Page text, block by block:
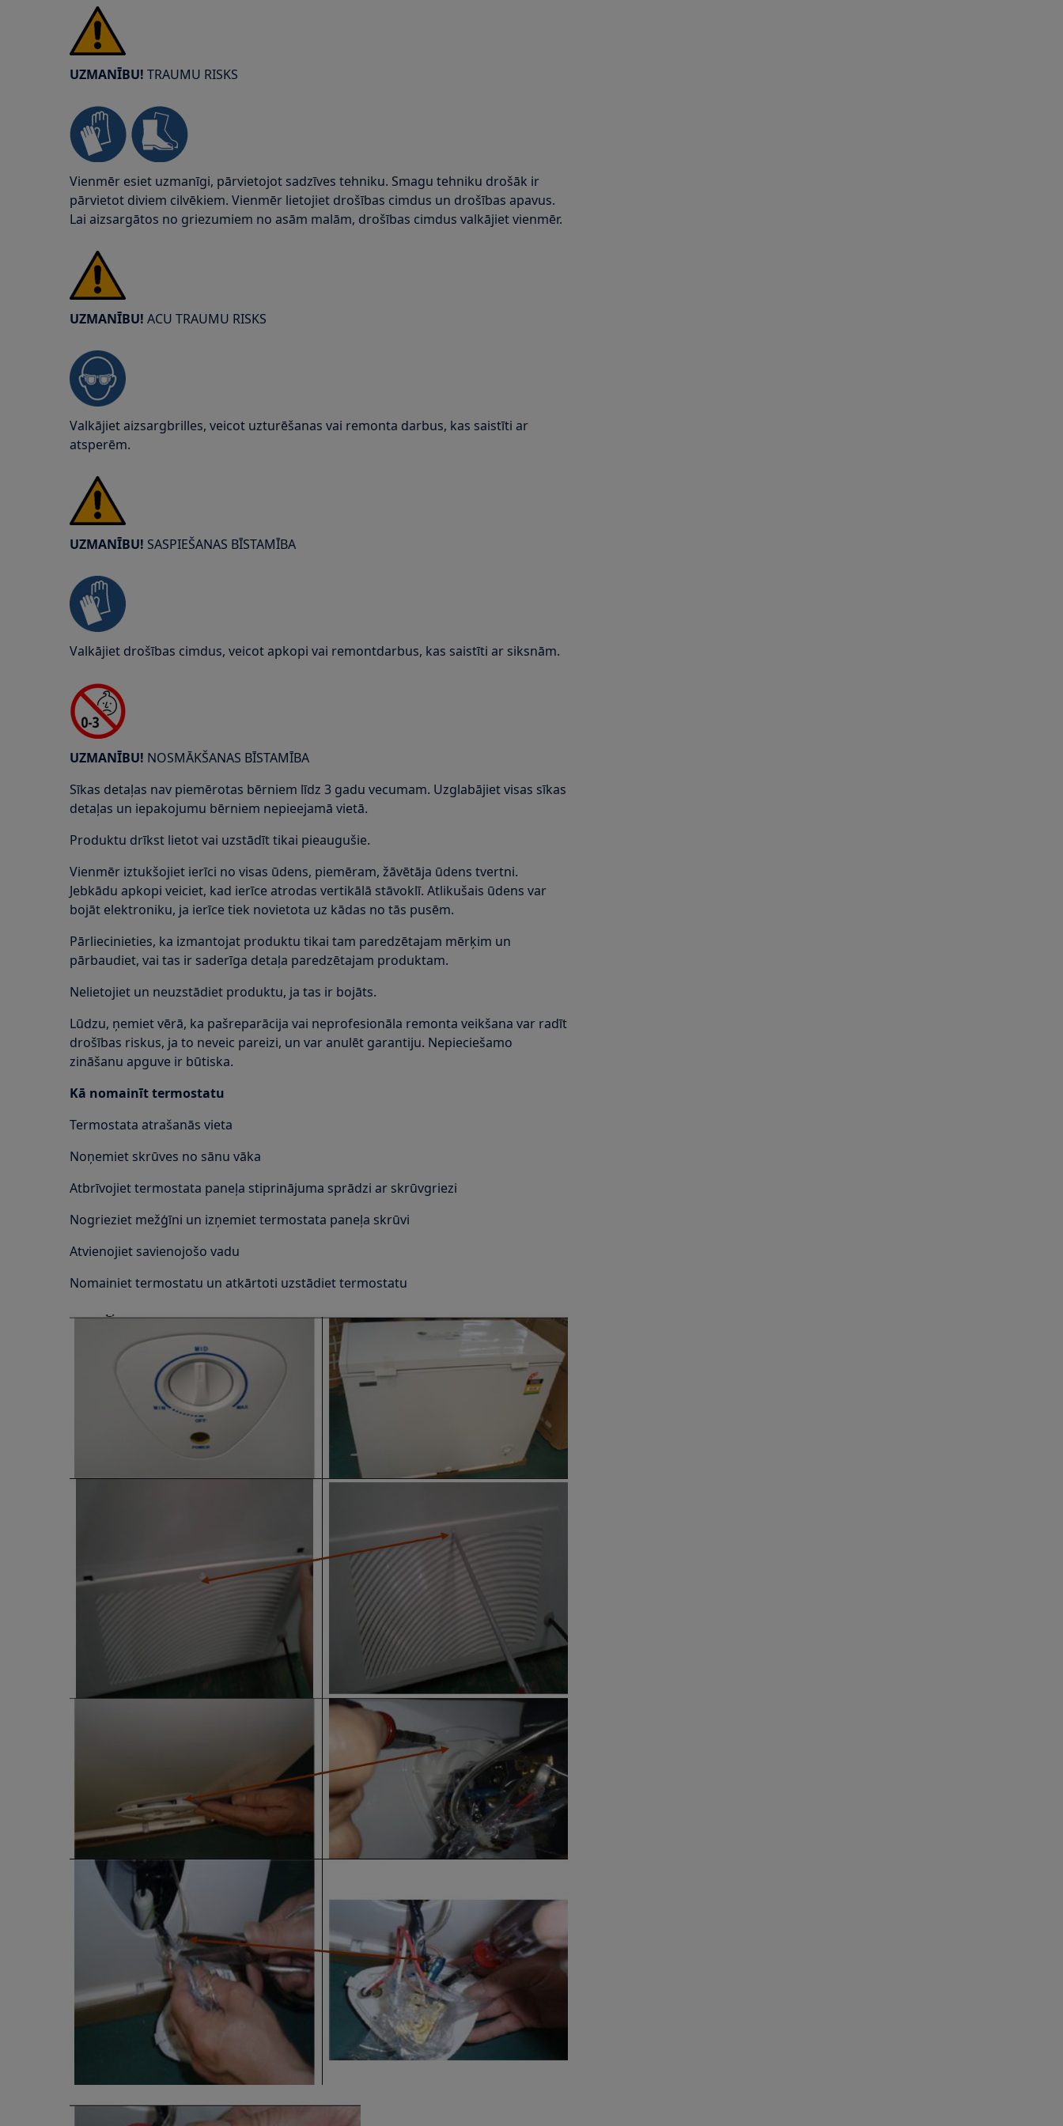
UZMANĪBU! TRAUMU RISKS
Vienmēr esiet uzmanīgi, pārvietojot sadzīves tehniku. Smagu tehniku drošāk ir
pārvietot diviem cilvēkiem. Vienmēr lietojiet drošības cimdus un drošības apavus.
Lai aizsargātos no griezumiem no asām malām, drošības cimdus valkājiet vienmēr.
UZMANĪBU! ACU TRAUMU RISKS
Valkājiet aizsargbrilles, veicot uzturēšanas vai remonta darbus, kas saistīti ar
atsperēm.
UZMANĪBU! SASPIEŠANAS BĪSTAMĪBA
Valkājiet drošības cimdus, veicot apkopi vai remontdarbus, kas saistīti ar siksnām.
UZMANĪBU! NOSMĀKŠANAS BĪSTAMĪBA
Sīkas detaļas nav piemērotas bērniem līdz 3 gadu vecumam. Uzglabājiet visas sīkas
detaļas un iepakojumu bērniem nepieejamā vietā.
Produktu drīkst lietot vai uzstādīt tikai pieaugušie.
Vienmēr iztukšojiet ierīci no visas ūdens, piemēram, žāvētāja ūdens tvertni.
Jebkādu apkopi veiciet, kad ierīce atrodas vertikālā stāvoklī. Atlikušais ūdens var
bojāt elektroniku, ja ierīce tiek novietota uz kādas no tās pusēm.
Pārliecinieties, ka izmantojat produktu tikai tam paredzētajam mērķim un
pārbaudiet, vai tas ir saderīga detaļa paredzētajam produktam.
Nelietojiet un neuzstādiet produktu, ja tas ir bojāts.
Lūdzu, ņemiet vērā, ka pašreparācija vai neprofesionāla remonta veikšana var radīt
drošības riskus, ja to neveic pareizi, un var anulēt garantiju. Nepieciešamo
zināšanu apguve ir būtiska.
Kā nomainīt termostatu
Termostata atrašanās vieta
Noņemiet skrūves no sānu vāka
Atbrīvojiet termostata paneļa stiprinājuma sprādzi ar skrūvgriezi
Nogrieziet mežģīni un izņemiet termostata paneļa skrūvi
Atvienojiet savienojošo vadu
Nomainiet termostatu un atkārtoti uzstādiet termostatu